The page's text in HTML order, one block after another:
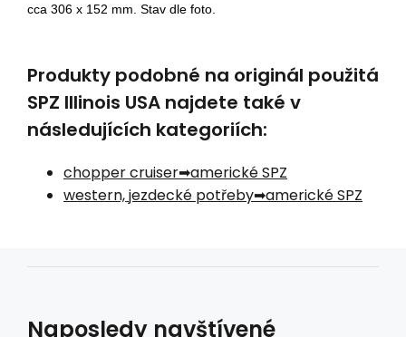
cca 306 x 152 mm. Stav dle foto.
Produkty podobné na originál použitá
SPZ Illinois USA najdete také v
následujících kategoriích:
chopper cruiser americké SPZ
western, jezdecké potřeby americké SPZ
Naposledy navštívené